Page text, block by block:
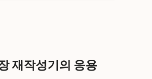
재작성기의 응용